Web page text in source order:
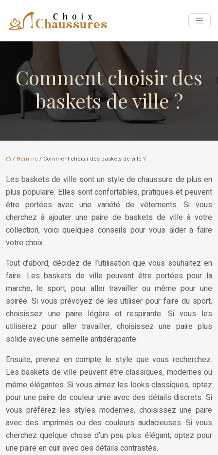
Comment choisir des
baskets de ville ?
/ Homme / Comment choisir des baskets de ville ?
Les baskets de ville sont un style de chaussure de plus en
plus populaire. Elles sont confortables, pratiques et peuvent
être portées avec une variété de vêtements. Si vous
cherchez à ajouter une paire de baskets de ville à votre
collection, voici quelques conseils pour vous aider à faire
votre choix.
Tout d’abord, décidez de l’utilisation que vous souhaitez en
faire. Les baskets de ville peuvent être portées pour la
marche, le sport, pour aller travailler ou même pour une
soirée. Si vous prévoyez de les utiliser pour faire du sport,
choisissez une paire légère et respirante. Si vous les
utiliserez pour aller travailler, choisissez une paire plus
solide avec une semelle antidérapante.
Ensuite, prenez en compte le style que vous recherchez.
Les baskets de ville peuvent être classiques, modernes ou
même élégantes. Si vous aimez les looks classiques, optez
pour une paire de couleur unie avec des détails discrets. Si
vous préférez les styles modernes, choisissez une paire
avec des imprimés ou des couleurs audacieuses. Si vous
cherchez quelque chose d’un peu plus élégant, optez pour
une paire en cuir avec des détails contrastés.